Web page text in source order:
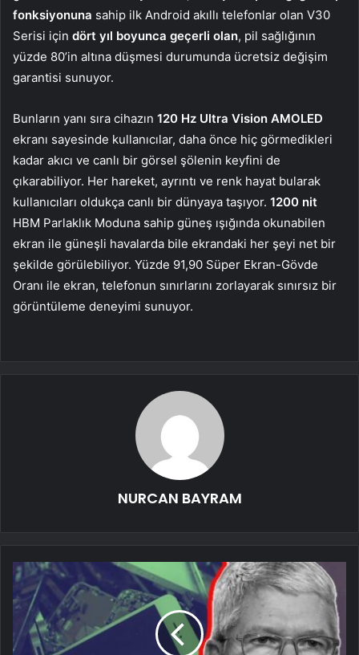
fonksiyonuna sahip ilk Android akıllı telefonlar olan V30
Serisi için dört yıl boyunca geçerli olan, pil sağlığının
yüzde 80’in altına düşmesi durumunda ücretsiz değişim
garantisi sunuyor.
Bunların yanı sıra cihazın 120 Hz Ultra Vision AMOLED
ekranı sayesinde kullanıcılar, daha önce hiç görmedikleri
kadar akıcı ve canlı bir görsel şölenin keyfini de
çıkarabiliyor. Her hareket, ayrıntı ve renk hayat bularak
kullanıcıları oldukça canlı bir dünyaya taşıyor. 1200 nit
HBM Parlaklık Moduna sahip güneş ışığında okunabilen
ekran ile güneşli havalarda bile ekrandaki her şeyi net bir
şekilde görülebiliyor. Yüzde 91,90 Süper Ekran-Gövde
Oranı ile ekran, telefonun sınırlarını zorlayarak sınırsız bir
görüntüleme deneyimi sunuyor.
NURCAN BAYRAM